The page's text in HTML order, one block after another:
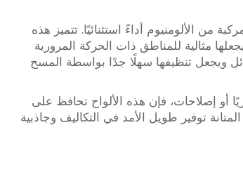
من الألومنيوم أداءً استثنائيًا. تتميز هذه
مثالية للمناطق ذات الحركة المرورية
ويجعل تنظيفها سهلًا جدًا بواسطة المسح
أو إصلاحات، فإن هذه الألواح تحافظ على
توفير طويل الأمد في التكاليف وجاذبية